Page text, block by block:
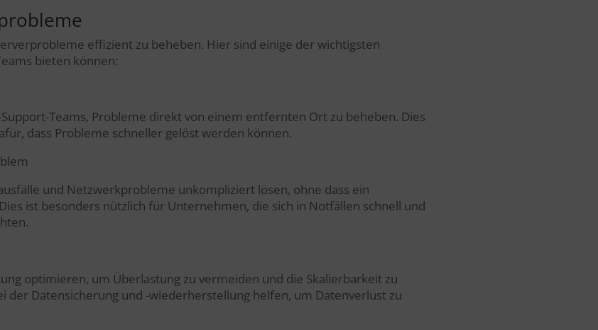
effizient zu beheben. Hier sind einige der wichtigsten
bieten können:
Teams, Probleme direkt von einem entfernten Ort zu beheben. Dies
dass Probleme schneller gelöst werden können.
und Netzwerkprobleme unkompliziert lösen, ohne dass ein
ist besonders nützlich für Unternehmen, die sich in Notfällen schnell und
optimieren, um Überlastung zu vermeiden und die Skalierbarkeit zu
der Datensicherung und -wiederherstellung helfen, um Datenverlust zu